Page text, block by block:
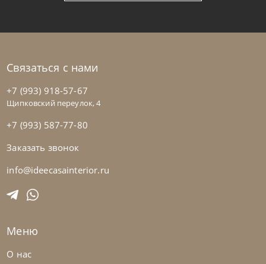
Bontempi
Столик журнальный Manhattan
Связаться с нами
+7 (993) 918-57-67
Щипковский переулок, 4
+7 (993) 587-77-80
Заказать звонок
info@ideecasainterior.ru
Меню
О нас